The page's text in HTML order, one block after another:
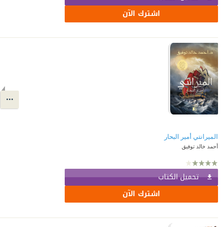
اشترك الآن
الميرانتي أمير البحار
أحمد خالد توفيق
تحميل الكتاب
اشترك الآن